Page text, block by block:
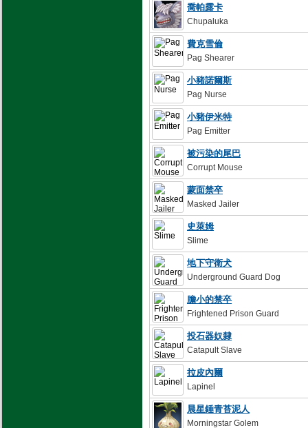
喬帕露卡
Chupaluka
費克雪倫
Pag Shearer
小豬諾爾斯
Pag Nurse
小豬伊米特
Pag Emitter
被污染的尾巴
Corrupt Mouse
蒙面禁卒
Masked Jailer
史萊姆
Slime
地下守衛犬
Underground Guard Dog
膽小的禁卒
Frightened Prison Guard
投石器奴隸
Catapult Slave
拉皮內爾
Lapinel
晨星錘青苔泥人
Morningstar Golem